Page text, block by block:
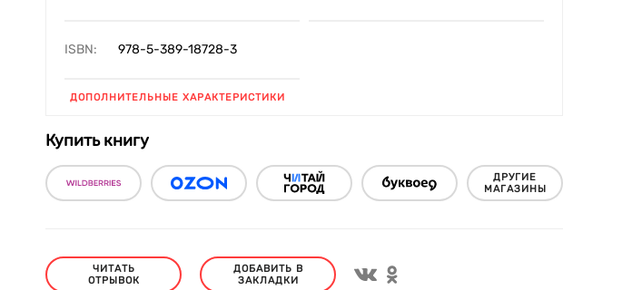
ISBN: 978-5-389-18728-3
ДОПОЛНИТЕЛЬНЫЕ ХАРАКТЕРИСТИКИ
Купить книгу
ДРУГИЕ
МАГАЗИНЫ
ЧИТАТЬ
ОТРЫВОК
ДОБАВИТЬ В
ЗАКЛАДКИ